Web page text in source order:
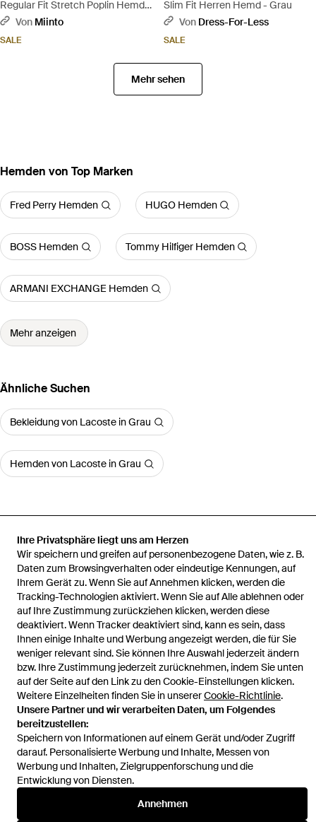
Ihre Privatsphäre liegt uns am Herzen
Wir speichern und greifen auf personenbezogene Daten, wie z. B.
Daten zum Browsingverhalten oder eindeutige Kennungen, auf
Ihrem Gerät zu. Wenn Sie auf Annehmen klicken, werden die
Tracking-Technologien aktiviert. Wenn Sie auf Alle ablehnen oder
auf Ihre Zustimmung zurückziehen klicken, werden diese
deaktiviert. Wenn Tracker deaktiviert sind, kann es sein, dass
Ihnen einige Inhalte und Werbung angezeigt werden, die für Sie
weniger relevant sind. Sie können Ihre Auswahl jederzeit ändern
bzw. Ihre Zustimmung jederzeit zurücknehmen, indem Sie unten
auf der Seite auf den Link zu den Cookie-Einstellungen klicken.
Weitere Einzelheiten finden Sie in unsererCookie-Richtlinie.
Unsere Partner und wir verarbeiten Daten, um Folgendes
bereitzustellen:
Speichern von Informationen auf einem Gerät und/oder Zugriff
darauf. Personalisierte Werbung und Inhalte, Messen von
Werbung und Inhalten, Zielgruppenforschung und die
Entwicklung von Diensten.
Annehmen
Regular Fit Stretch Poplin Hemd -
BlauVon Miinto
SALE
Slim Fit Herren Hemd - Grau
Von Dress-For-Less
SALE
Mehr sehen
Hemden von Top Marken
Fred Perry Hemden HUGO Hemden
BOSS Hemden Tommy Hilfiger Hemden
ARMANI EXCHANGE Hemden
Mehr anzeigen
Ähnliche Suchen
Bekleidung von Lacoste in Grau
Hemden von Lacoste in Grau
Startseite Herren Hemden Lacoste Hemden
Hemd/Schwarz
Hilfe und Informationen